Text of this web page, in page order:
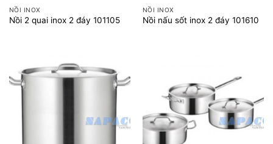
NỒI INOX
Nồi 2 quai inox 2 đáy 101105
NỒI INOX
Nồi nấu sốt inox 2 đáy 101610